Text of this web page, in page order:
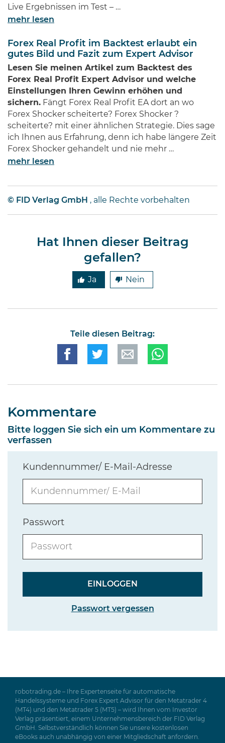
Live Ergebnissen im Test – …
mehr lesen
Forex Real Profit im Backtest erlaubt ein
gutes Bild und Fazit zum Expert Advisor
Lesen Sie meinen Artikel zum Backtest des
Forex Real Profit Expert Advisor und welche
Einstellungen Ihren Gewinn erhöhen und
sichern. Fängt Forex Real Profit EA dort an wo
Forex Shocker scheiterte? Forex Shocker ?
scheiterte? mit einer ähnlichen Strategie. Dies sage
ich Ihnen aus Erfahrung, denn ich habe längere Zeit
Forex Shocker gehandelt und nie mehr …
mehr lesen
© FID Verlag GmbH , alle Rechte vorbehalten
Hat Ihnen dieser Beitrag
gefallen?
Ja Nein
Teile diesen Beitrag:
Kommentare
Bitte loggen Sie sich ein um Kommentare zu
verfassen
Kundennummer/ E-Mail-Adresse
Passwort
Passwort vergessen
robotrading.de – Ihre Expertenseite für automatische
Handelssysteme und Forex Expert Advisor für den Metatrader 4
(MT4) und den Metatrader 5 (MT5) – wird Ihnen vom Investor
Verlag präsentiert, einem Unternehmensbereich der FID Verlag
GmbH. Selbstverständlich können Sie unsere kostenlosen
eBooks auch unabhängig von einer Mitgliedschaft anfordern.